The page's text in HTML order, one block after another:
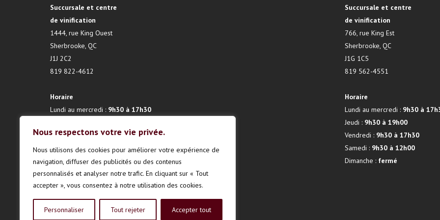
Nous respectons votre vie privée.
Nous utilisons des cookies pour améliorer votre expérience de
navigation, diffuser des publicités ou des contenus
personnalisés et analyser notre trafic. En cliquant sur « Tout
accepter », vous consentez à notre utilisation des cookies.
Personnaliser Tout rejeter Accepter tout
Succursale et centre
de vinification
1444, rue King Ouest
Sherbrooke, QC
J1J 2C2
819 822-4612
Horaire
Lundi au mercredi : 9h30 à 17h30
Vendredi :9h30 à 17h30
Samedi :9h30 à 12h00
Dimanche :fermé
Succursale et centre
de vinification
766, rue King Est
Sherbrooke, QC
J1G 1C5
819 562-4551
Horaire
Lundi au mercredi : 9h30 à
Jeudi : 9h30 à 19h00
Vendredi : 9h30 à 17h30
Samedi : 9h30 à 12h00
Dimanche : fermé